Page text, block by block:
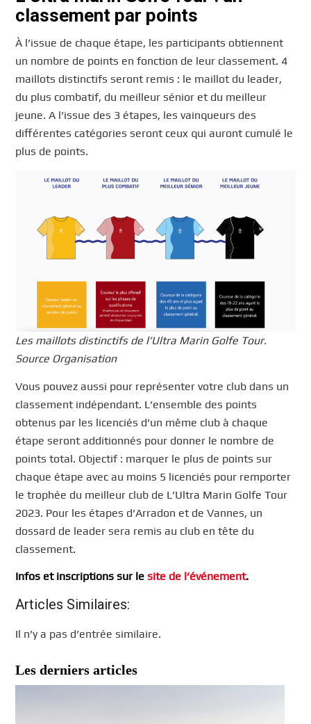
classement par points
À l’issue de chaque étape, les participants obtiennent
un nombre de points en fonction de leur classement. 4
maillots distinctifs seront remis : le maillot du leader,
du plus combatif, du meilleur sénior et du meilleur
jeune. A l’issue des 3 étapes, les vainqueurs des
différentes catégories seront ceux qui auront cumulé le
plus de points.
Les maillots distinctifs de l’Ultra Marin Golfe Tour.
Source Organisation
Vous pouvez aussi pour représenter votre club dans un
classement indépendant. L’ensemble des points
obtenus par les licenciés d’un même club à chaque
étape seront additionnés pour donner le nombre de
points total. Objectif : marquer le plus de points sur
chaque étape avec au moins 5 licenciés pour remporter
le trophée du meilleur club de L’Ultra Marin Golfe Tour
2023. Pour les étapes d’Arradon et de Vannes, un
dossard de leader sera remis au club en tête du
classement.
Infos et inscriptions sur lesite de l’événement.
Articles Similaires:
Il n’y a pas d’entrée similaire.
Les derniers articles